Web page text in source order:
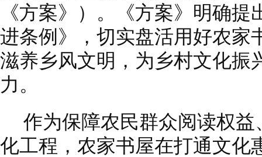
《方案》）。《方案》明确
进条例》，切实盘活用好农家
滋养乡风文明，为乡村文化振
力。
作为保障农民群众阅读权
化工程，农家书屋在打通文化